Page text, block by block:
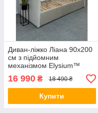
Диван-ліжко Ліана 90х200
см з підйомним
механізмом Elysium™
16 990 ₴ 18 490 ₴
Купити